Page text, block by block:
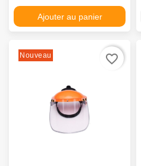
Ajouter au panier
Nouveau favorite_border